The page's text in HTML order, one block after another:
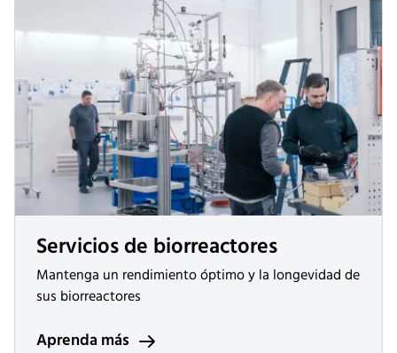
Servicios de biorreactores
Mantenga un rendimiento óptimo y la longevidad de
sus biorreactores
Aprenda más